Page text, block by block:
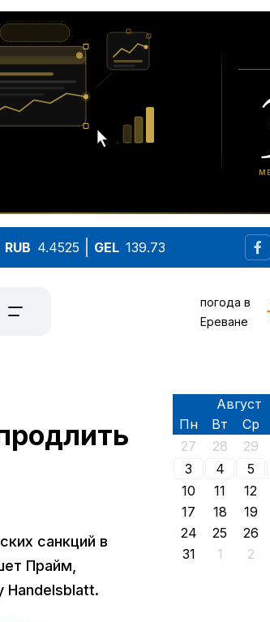
RUB 4.4525 GEL 139.73
погода в
Ереване
санкций в
Прайм,
Handelsblatt.
Пн Вт Ср
27
28 29
3
4 5
10
11 12
17
18 19
24
25 26
31
1 2